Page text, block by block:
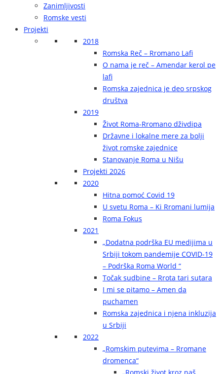
Zanimljivosti
Romske vesti
Projekti
2018
Romska Reč – Rromano Lafi
O nama je reč – Amendar kerol pe
lafi
Romska zajednica je deo srpskog
društva
2019
Život Roma-Rromano dživdipa
Državne i lokalne mere za bolji
život romske zajednice
Stanovanje Roma u Nišu
Projekti 2026
2020
Hitna pomoć Covid 19
U svetu Roma – Ki Rromani lumija
Roma Fokus
2021
„Dodatna podrška EU medijima u
Srbiji tokom pandemije COVID-19
– Podrška Roma World “
Točak sudbine – Rrota tari sutara
I mi se pitamo – Amen da
puchamen
Romska zajednica i njena inkluzija
u Srbiji
2022
„Romskim putevima – Rromane
dromenca“